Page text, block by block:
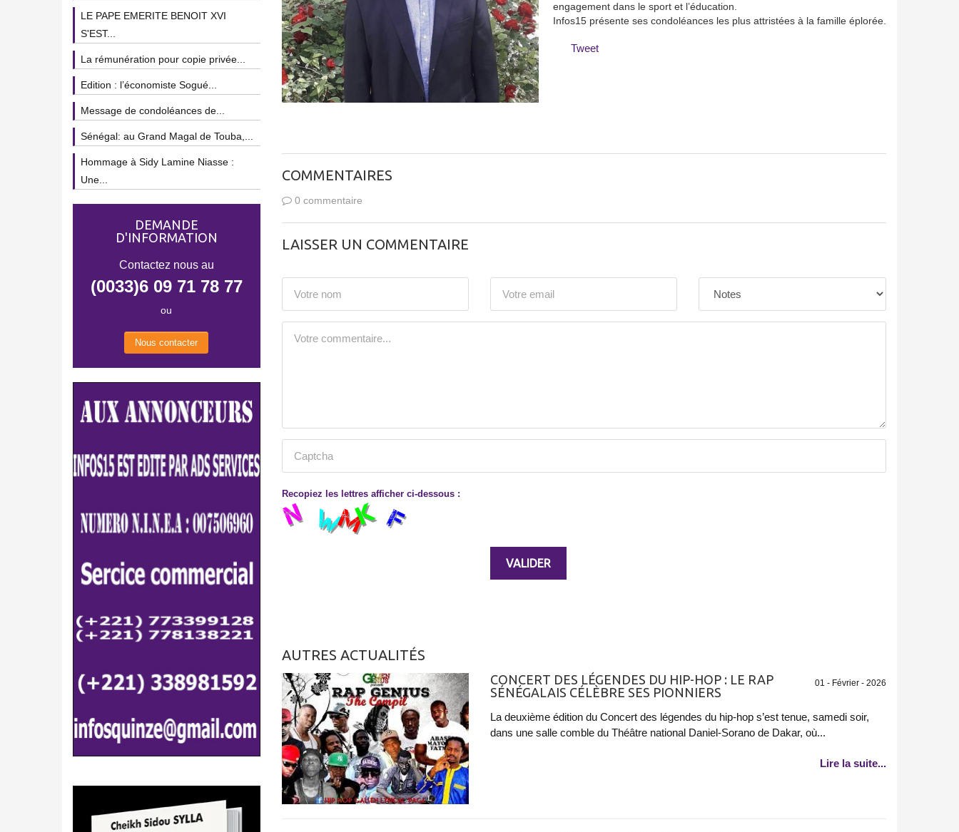
engagement dans le sport et l’éducation.
Infos15 présente ses condoléances les plus attristées à la famille éplorée.
Tweet
COMMENTAIRES
0 commentaire
LAISSER UN COMMENTAIRE
Recopiez les lettres afficher ci-dessous :
AUTRES ACTUALITÉS
01 - Février - 2026
CONCERT DES LÉGENDES DU HIP-HOP : LE RAP
SÉNÉGALAIS CÉLÈBRE SES PIONNIERS
La deuxième édition du Concert des légendes du hip-hop s’est tenue, samedi soir,
dans une salle comble du Théâtre national Daniel-Sorano de Dakar, où...
Lire la suite...
LE PAPE EMERITE BENOIT XVI
S'EST...
La rémunération pour copie privée...
Edition : l’économiste Sogué...
Message de condoléances de...
Sénégal: au Grand Magal de Touba,...
Hommage à Sidy Lamine Niasse :
Une...
DEMANDE
D'INFORMATION
Contactez nous au
(0033)6 09 71 78 77
ou
Nous contacter